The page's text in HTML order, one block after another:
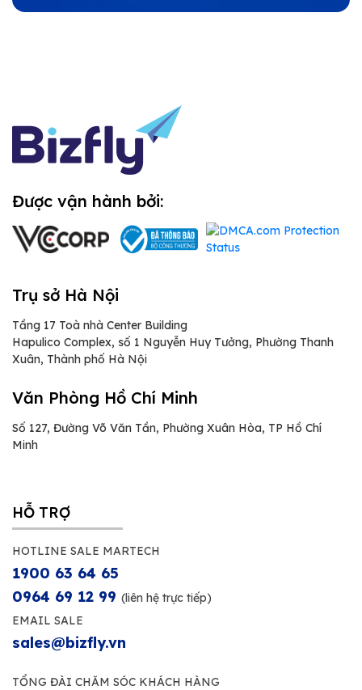
Được vận hành bởi:
Trụ sở Hà Nội
Tầng 17 Toà nhà Center Building
Hapulico Complex, số 1 Nguyễn Huy Tưởng, Phường Thanh
Xuân, Thành phố Hà Nội
Văn Phòng Hồ Chí Minh
Số 127, Đường Võ Văn Tần, Phường Xuân Hòa, TP Hồ Chí
Minh
HỖ TRỢ
HOTLINE SALE MARTECH
1900 63 64 65
0964 69 12 99 (liên hệ trực tiếp)
EMAIL SALE
sales@bizfly.vn
TỔNG ĐÀI CHĂM SÓC KHÁCH HÀNG